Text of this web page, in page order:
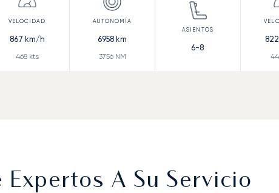
867 km/h
468kts
6958 km
3756NM
6-8
822
Expertos A Su Servicio